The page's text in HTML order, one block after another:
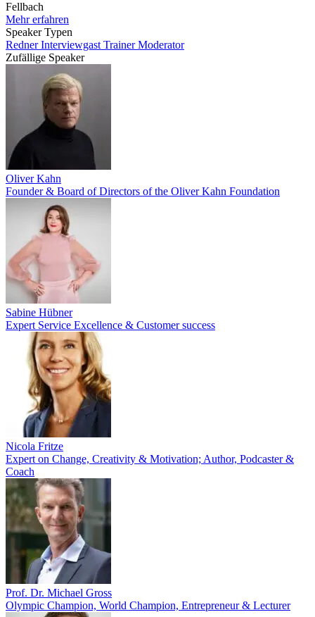
Fellbach
Mehr erfahren
Speaker Typen
RednerInterviewgast TrainerModerator
Zufällige Speaker
Oliver Kahn
Founder & Board of Directors of the Oliver Kahn Foundation
Sabine Hübner
Expert Service Excellence & Customer success
Nicola Fritze
Expert on Change, Creativity & Motivation; Author, Podcaster &
Coach
Prof. Dr. Michael Gross
Olympic Champion, World Champion, Entrepreneur & Lecturer